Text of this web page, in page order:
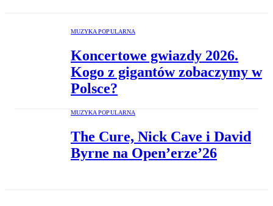
MUZYKA POPULARNA
Koncertowe gwiazdy 2026.
Kogo z gigantów zobaczymy w
Polsce?
MUZYKA POPULARNA
The Cure, Nick Cave i David
Byrne na Open’erze’26